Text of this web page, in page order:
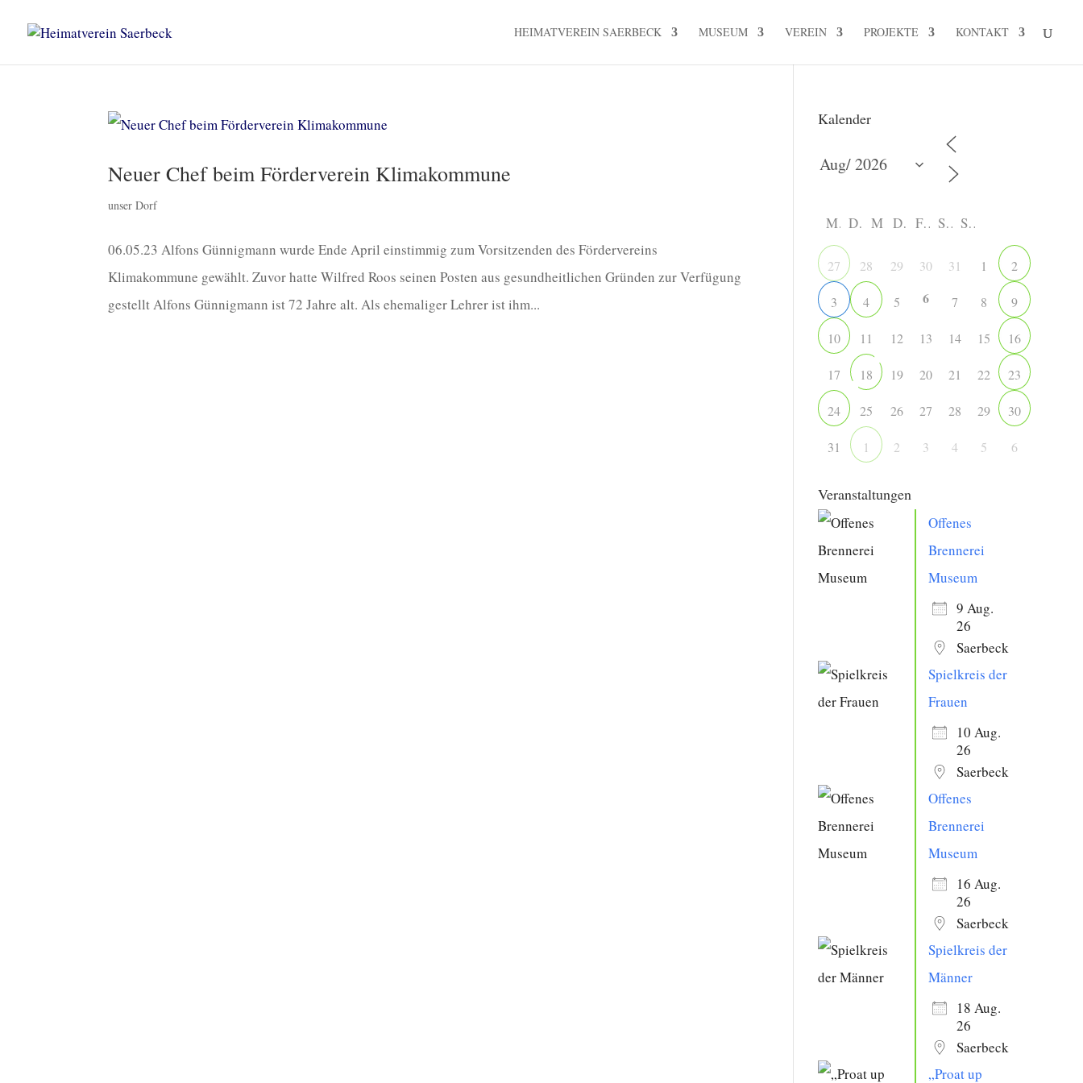
HEIMATVEREIN SAERBECK MUSEUM VEREIN PROJEKTE KONTAKT
Neuer Chef beim Förderverein Klimakommune
unser Dorf
06.05.23 Alfons Günnigmann wurde Ende April einstimmig zum Vorsitzenden des Fördervereins
Klimakommune gewählt. Zuvor hatte Wilfred Roos seinen Posten aus gesundheitlichen Gründen zur Verfügung
gestellt Alfons Günnigmann ist 72 Jahre alt. Als ehemaliger Lehrer ist ihm...
Kalender
M D M D F S S
27 28 29 30 31 1 2
3 4 5 6 7 8 9
10 11 12 13 14 15 16
17 18 19 20 21 22 23
24 25 26 27 28 29 30
31 1 2 3 4 5 6
Veranstaltungen
Offenes
Brennerei
Museum
9 Aug.
26
Saerbeck
Spielkreis der
Frauen
10 Aug.
26
Saerbeck
Offenes
Brennerei
Museum
16 Aug.
26
Saerbeck
Spielkreis der
Männer
18 Aug.
26
Saerbeck
„Proat up